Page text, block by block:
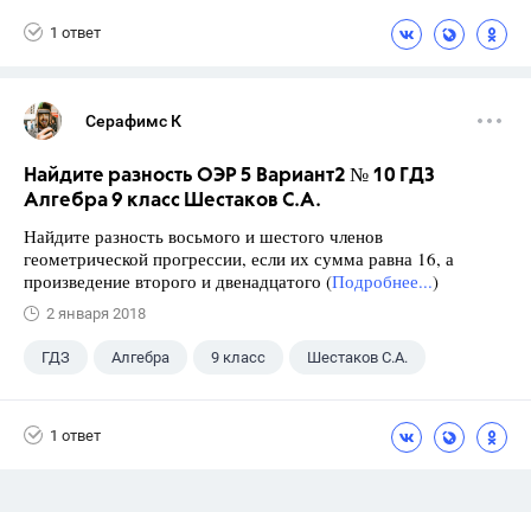
1 ответ
Серафимс К
Найдите разность ОЭР 5 Вариант2 № 10 ГДЗ
Алгебра 9 класс Шестаков С.А.
Найдите разность восьмого и шестого членов
геометрической прогрессии, если их сумма равна 16, а
произведение второго и двенадцатого (Подробнее...)
2 января 2018
ГДЗ Алгебра 9 класс Шестаков С.А.
1 ответ